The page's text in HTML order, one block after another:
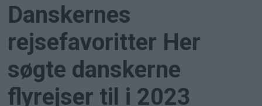
Danskernes
rejsefavoritter Her
søgte danskerne
flyrejser til i 2023